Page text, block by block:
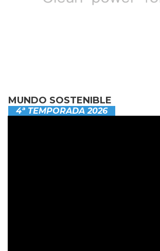
MUNDO SOSTENIBLE
4ª TEMPORADA 2026